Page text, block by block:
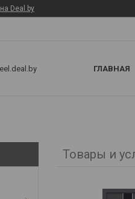
Deal.by
ГЛАВНАЯ
Товары и